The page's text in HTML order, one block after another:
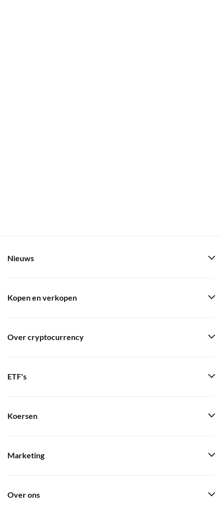
Nieuws
Kopen en verkopen
Over cryptocurrency
ETF's
Koersen
Marketing
Over ons